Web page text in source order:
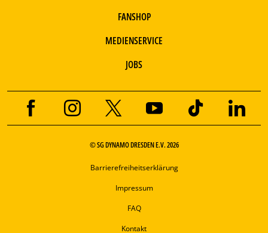
FANSHOP
MEDIENSERVICE
JOBS
© SG DYNAMO DRESDEN E.V. 2026
Barrierefreiheitserklärung
Impressum
FAQ
Kontakt